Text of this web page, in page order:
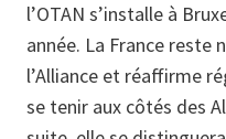
l’OTAN s’installe à
année. La France reste
l’Alliance et réaffirme
se tenir aux côtés des